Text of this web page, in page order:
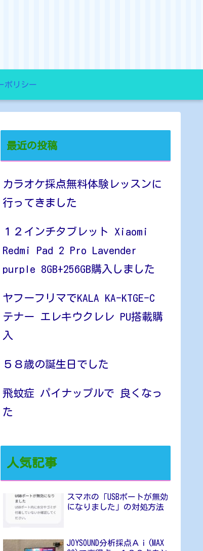
ポリシー
最近の投稿
カラオケ採点無料体験レッスンに
行ってきました
１２インチタブレット Xiaomi
Redmi Pad 2 Pro Lavender
purple 8GB+256GB購入しました
ヤフーフリマでKALA KA-KTGE-C
テナー エレキウクレレ PU搭載購
入
５８歳の誕生日でした
飛蚊症 パイナップルで 良くなっ
た
人気記事
スマホの「USBポートが無効
になりました」の対処方法
JOYSOUND分析採点Ａｉ(MAX